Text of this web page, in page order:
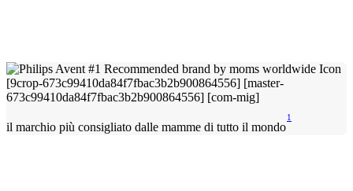
il marchio più consigliato dalle mamme di tutto il mondo
1